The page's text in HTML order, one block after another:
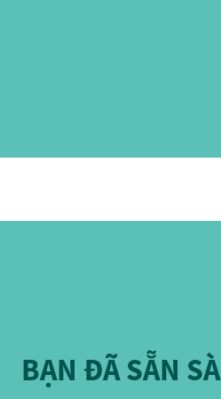
BẠN ĐÃ SẴN